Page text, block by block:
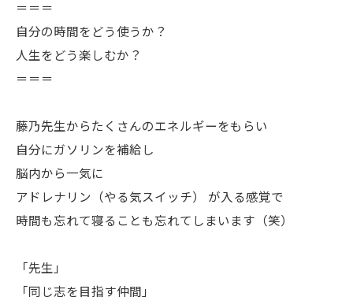
＝＝＝
自分の時間をどう使うか？
人生をどう楽しむか？
＝＝＝
藤乃先生からたくさんのエネルギーをもらい
自分にガソリンを補給し
脳内から一気に
アドレナリン（やる気スイッチ） が入る感覚で
時間も忘れて寝ることも忘れてしまいます（笑）
「先生」
「同じ志を目指す仲間」